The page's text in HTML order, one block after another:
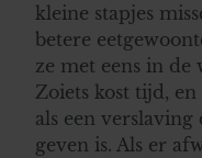
kleine stapjes
betere
ze met eens in de
Zoiets kost tijd,
als een
geven is. Als er